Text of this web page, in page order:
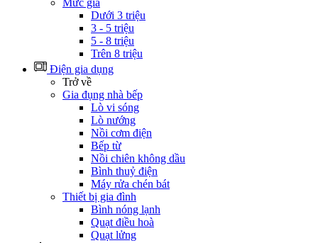
Dưới 3 triệu
3 - 5 triệu
5 - 8 triệu
Trên 8 triệu
Điện gia dụng
Trở về
Gia đụng nhà bếp
Lò vi sóng
Lò nướng
Nồi cơm điện
Bếp từ
Nồi chiên không dầu
Bình thuỷ điện
Máy rửa chén bát
Thiết bị gia đình
Bình nóng lạnh
Quạt điều hoà
Quạt lửng